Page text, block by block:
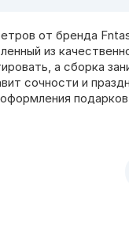
от бренда
из
а сборка
сочности и